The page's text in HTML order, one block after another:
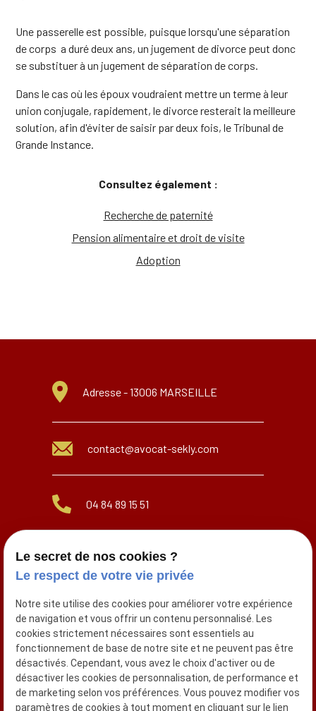
Une passerelle est possible, puisque lorsqu'une séparation
de corps a duré deux ans, un jugement de divorce peut donc
se substituer à un jugement de séparation de corps.
Dans le cas où les époux voudraient mettre un terme à leur
union conjugale, rapidement, le divorce resterait la meilleure
solution, afin d'éviter de saisir par deux fois, le Tribunal de
Grande Instance.
Consultez également :
Recherche de paternité
Pension alimentaire et droit de visite
Adoption
Adresse -13006 MARSEILLE
contact@avocat-sekly.com
04 84 89 15 51
06 07 97 34 54
Réseaux sociaux
Le secret de nos cookies ?
Le respect de votre vie privée
Notre site utilise des cookies pour améliorer votre expérience
de navigation et vous offrir un contenu personnalisé. Les
cookies strictement nécessaires sont essentiels au
fonctionnement de base de notre site et ne peuvent pas être
désactivés. Cependant, vous avez le choix d'activer ou de
désactiver les cookies de personnalisation, de performance et
de marketing selon vos préférences. Vous pouvez modifier vos
paramètres de cookies à tout moment en cliquant sur le lien